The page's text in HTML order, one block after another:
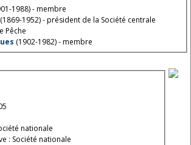
1988) - membre
(1869-1952) - président de la Société centrale
Pêche
(1902-1982) - membre
nationale
: Société nationale